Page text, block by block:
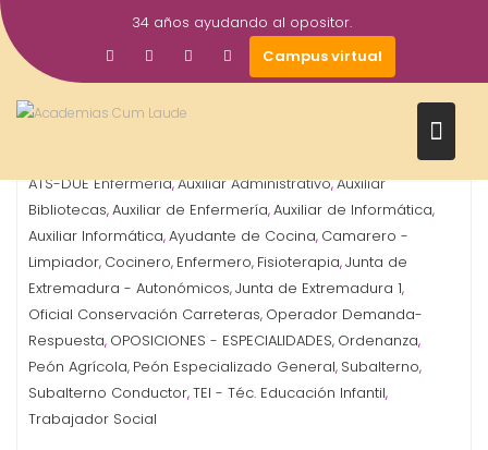
Saltar
al
contenido
34 años ayudando al opositor.
Campus virtual
Mar
2024
Gestor AcademiasCumLaude
ATE - Cuidador,
ATS-DUE Enfermería,Auxiliar Administrativo,Auxiliar
Bibliotecas,Auxiliar de Enfermería,Auxiliar de Informática,
Auxiliar Informática,Ayudante de Cocina, Camarero -
Limpiador, Cocinero, Enfermero, Fisioterapia,Junta de
Extremadura - Autonómicos,Junta de Extremadura 1,
Oficial Conservación Carreteras, Operador Demanda-
Respuesta, OPOSICIONES - ESPECIALIDADES, Ordenanza,
Peón Agrícola, Peón Especializado General, Subalterno,
Subalterno Conductor,TEI - Téc. Educación Infantil,
Trabajador Social